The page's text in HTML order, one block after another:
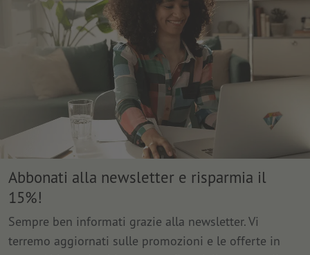
Abbonati alla newsletter e risparmia il
15%!
Sempre ben informati grazie alla newsletter. Vi
terremo aggiornati sulle promozioni e le offerte in